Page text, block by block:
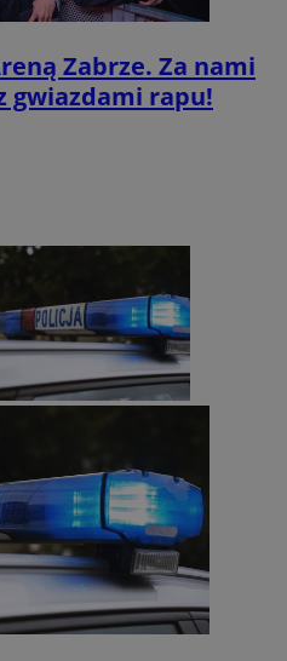
Zabrze. Za nami
gwiazdami rapu!